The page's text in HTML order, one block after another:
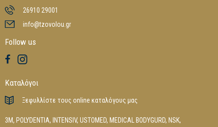
26910 29001
info@tzovolou.gr
Follow us
Καταλόγοι
Ξεφυλλίστε τους online καταλόγους μας
3M, POLYDENTIA, INTENSIV, USTOMED, MEDICAL BODYGURD, NSK,